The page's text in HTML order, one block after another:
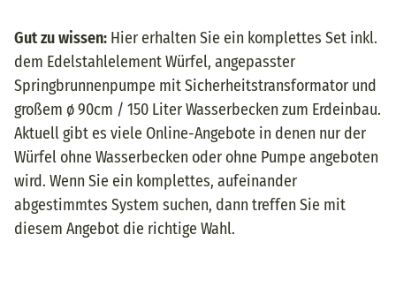
Gut zu wissen: Hier erhalten Sie ein komplettes Set inkl.
dem Edelstahlelement Würfel, angepasster
Springbrunnenpumpe mit Sicherheitstransformator und
großem ø 90cm / 150 Liter Wasserbecken zum Erdeinbau.
Aktuell gibt es viele Online-Angebote in denen nur der
Würfel ohne Wasserbecken oder ohne Pumpe angeboten
wird. Wenn Sie ein komplettes, aufeinander
abgestimmtes System suchen, dann treffen Sie mit
diesem Angebot die richtige Wahl.